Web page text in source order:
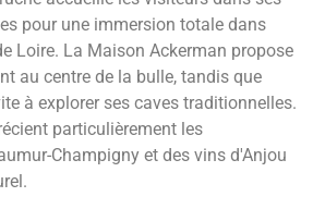
pour une immersion totale dans
Loire. La Maison Ackerman propose
au centre de la bulle, tandis que
à explorer ses caves traditionnelles.
particulièrement les
Champigny et des vins d'Anjou